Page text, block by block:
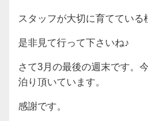
スタッフが大切に育てている
是非見て行って下さいね♪
さて3月の最後の週末です。
泊り頂いています。
感謝です。